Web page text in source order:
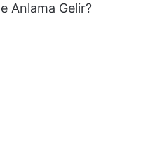
Anlama Gelir?